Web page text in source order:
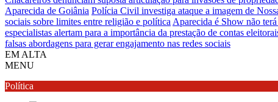
Aparecida de Goiânia Polícia Civil investiga ataque a imagem de
sociais sobre limites entre religião e política Aparecida é Show não
especialistas alertam para a importância da prestação de contas
falsas abordagens para gerar engajamento nas redes sociais
EM ALTA
MENU
Política